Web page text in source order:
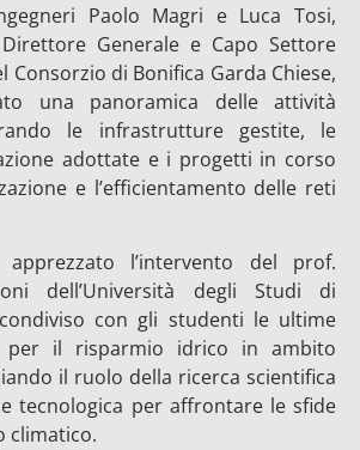
Paolo Magri e Luca Tosi,
Generale e Capo Settore
Consorzio di Bonifica Garda Chiese,
una panoramica delle attività
le infrastrutture gestite, le
adottate e i progetti in corso
e l’efficientamento delle reti
apprezzato l’intervento del prof.
dell’Università degli Studi di
con gli studenti le ultime
per il risparmio idrico in ambito
il ruolo della ricerca scientifica
tecnologica per affrontare le sfide
climatico.